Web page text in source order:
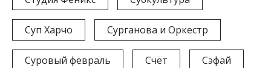
Суп Харчо Сурганова и Оркестр
Суровый февраль Счёт Сэфай